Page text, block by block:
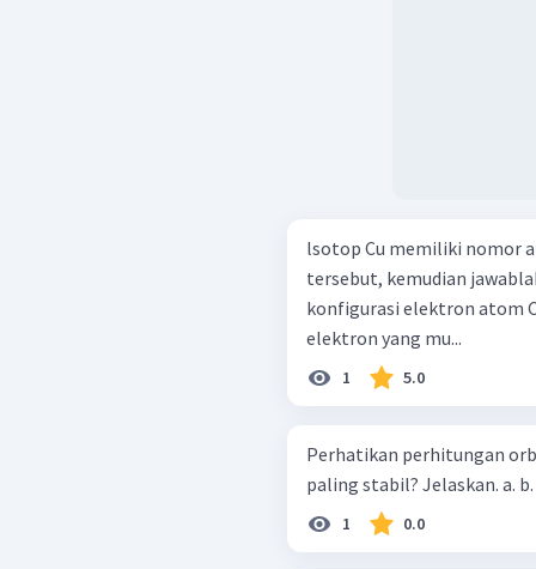
lsotop Cu memiliki nomor
tersebut, kemudian jawablah
konfigurasi elektron atom
elektron yang mu...
1 5.0
Perhatikan perhitungan
1 0.0